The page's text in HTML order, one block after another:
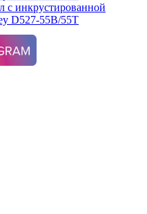
с инкрустированной
D527-55B/55T